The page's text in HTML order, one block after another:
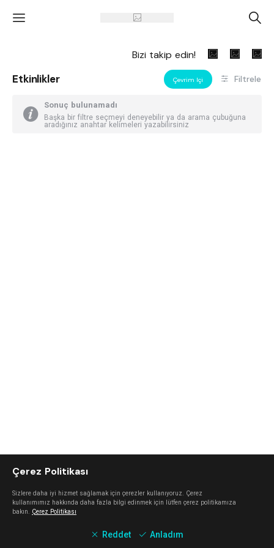
' A
Bizi takip edin!
Etkinlikler Çevrim Içi Filtrele
Sonuç bulunamadı
Başka bir filtre seçmeyi deneyebilir ya da arama çubuğuna
aradığınız anahtar kelimeleri yazabilirsiniz
Çerez Politikası
Sizlere daha iyi hizmet sağlamak için çerezler kullanıyoruz. Çerez
kullanımımız hakkında daha fazla bilgi edinmek için lütfen çerez politikamıza
bakın. Çerez Politikası
Reddet Anladım